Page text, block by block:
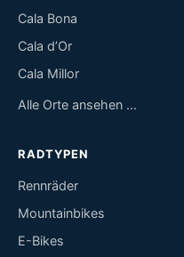
Cala Bona
Cala d’Or
Cala Millor
Alle Orte ansehen …
RADTYPEN
Rennräder
Mountainbikes
E-Bikes